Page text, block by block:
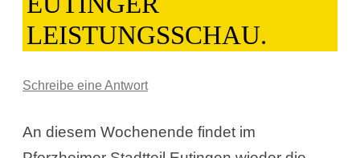
LEISTUNGSSCHAU.
Schreibe eine Antwort
An diesem Wochenende findet im